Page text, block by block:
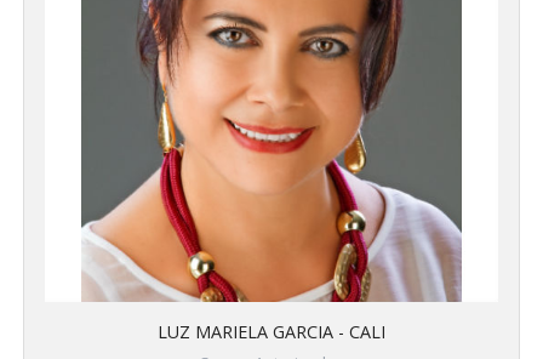
LUZ MARIELA GARCIA - CALI